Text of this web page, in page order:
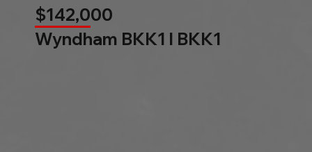
$142,000
Wyndham BKK1 l BKK1